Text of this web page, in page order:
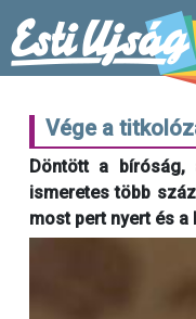
Vége a
Döntött a bíróság,
ismeretes több
most pert nyert és a